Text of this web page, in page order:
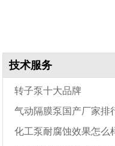
技术服务
转子泵十大品牌
气动隔膜泵国产厂家排
化工泵耐腐蚀效果怎么